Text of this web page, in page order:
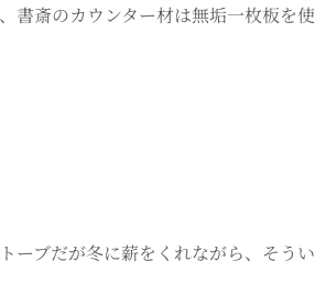
のカウンター材は無垢一枚板を使
だが冬に薪をくれながら、そうい